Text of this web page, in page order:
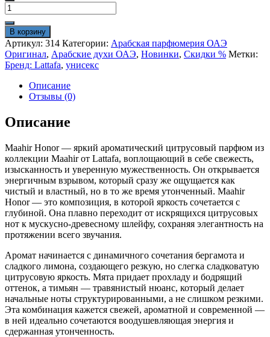
Количество
товара
Арабские
духи
Lattafa
Maahir
Honor
оригинал
В корзину
Артикул: 314 Категории: Арабская парфюмерия ОАЭ
Оригинал, Арабские духи ОАЭ, Новинки, Скидки % Метки:
Бренд: Lattafa, унисекс
Описание
Отзывы (0)
Описание
Maahir Honor — яркий ароматический цитрусовый парфюм из
коллекции Maahir от Lattafa, воплощающий в себе свежесть,
изысканность и уверенную мужественность. Он открывается
энергичным взрывом, который сразу же ощущается как
чистый и властный, но в то же время утонченный. Maahir
Honor — это композиция, в которой яркость сочетается с
глубиной. Она плавно переходит от искрящихся цитрусовых
нот к мускусно-древесному шлейфу, сохраняя элегантность на
протяжении всего звучания.
Аромат начинается с динамичного сочетания бергамота и
сладкого лимона, создающего резкую, но слегка сладковатую
цитрусовую яркость. Мята придает прохладу и бодрящий
оттенок, а тимьян — травянистый нюанс, который делает
начальные ноты структурированными, а не слишком резкими.
Эта комбинация кажется свежей, ароматной и современной —
в ней идеально сочетаются воодушевляющая энергия и
сдержанная утонченность.